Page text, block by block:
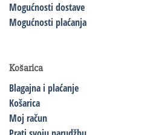
Mogućnosti dostave
Mogućnosti plaćanja
Košarica
Blagajna i plaćanje
Košarica
Moj račun